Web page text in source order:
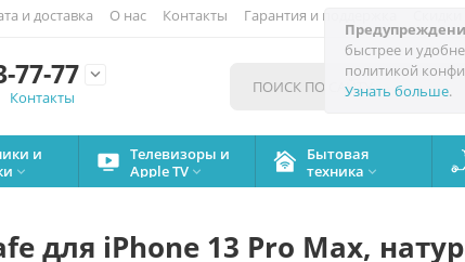
быстрее и
политикой
Узнать больше.
и доставка О нас Контакты Гарантия и поддержка
77-77

Контакты
и

Телевизоры и
Apple TV 
Бытовая
техника 
для iPhone 13 Pro Max,